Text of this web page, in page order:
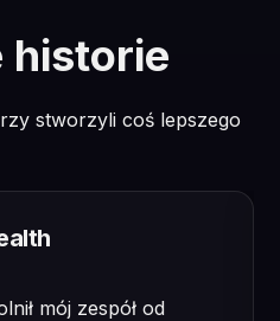
historie
stworzyli coś lepszego
mój zespół od